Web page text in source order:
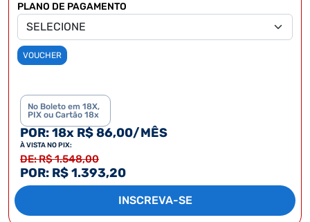
PLANO DE PAGAMENTO
VOUCHER
No Boleto em 18X,
PIX ou Cartão 18x
POR: 18x R$ 86,00/MÊS
À VISTA NO PIX:
DE: R$ 1.548,00
POR: R$ 1.393,20
INSCREVA-SE